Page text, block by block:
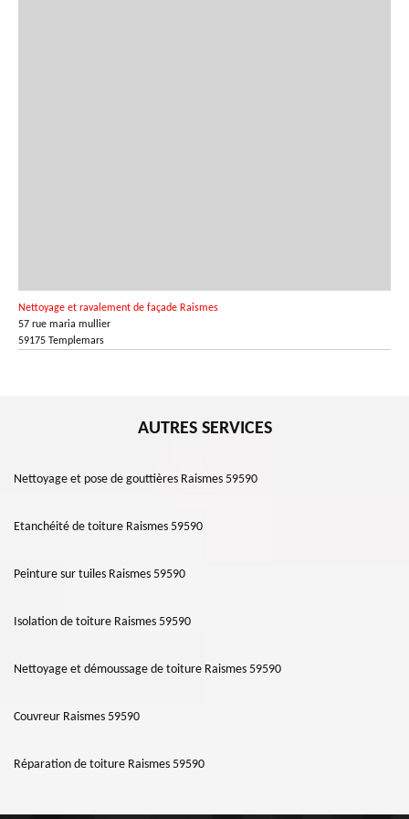
Nettoyage et ravalement de façade Raismes
57 rue maria mullier
59175 Templemars
AUTRES SERVICES
Nettoyage et pose de gouttières Raismes 59590
Etanchéité de toiture Raismes 59590
Peinture sur tuiles Raismes 59590
Isolation de toiture Raismes 59590
Nettoyage et démoussage de toiture Raismes 59590
Couvreur Raismes 59590
Réparation de toiture Raismes 59590